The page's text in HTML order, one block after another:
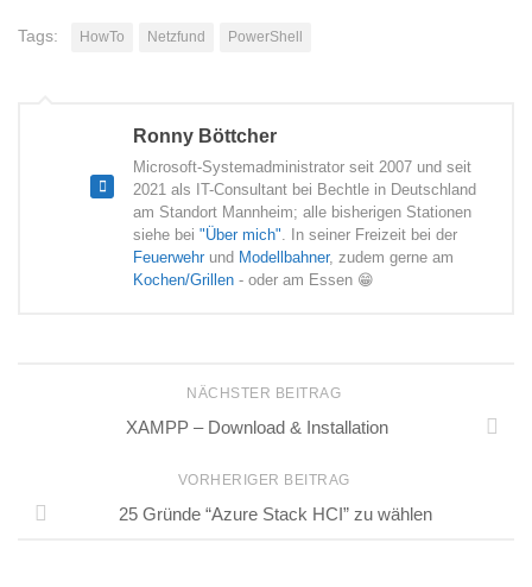
Tags: HowTo Netzfund PowerShell
Ronny Böttcher
Microsoft-Systemadministrator seit 2007 und seit
2021 als IT-Consultant bei Bechtle in Deutschland
am Standort Mannheim; alle bisherigen Stationen
siehe bei "Über mich". In seiner Freizeit bei der
Feuerwehr und Modellbahner, zudem gerne am
Kochen/Grillen - oder am Essen 😁
NÄCHSTER BEITRAG
XAMPP – Download & Installation
VORHERIGER BEITRAG
25 Gründe “Azure Stack HCI” zu wählen